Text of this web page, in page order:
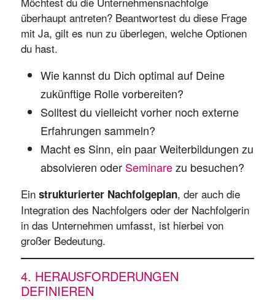
überhaupt antreten? Beantwortest du diese Frage
mit Ja, gilt es nun zu überlegen, welche Optionen
du hast.
Wie kannst du Dich optimal auf Deine
zukünftige Rolle vorbereiten?
Solltest du vielleicht vorher noch externe
Erfahrungen sammeln?
Macht es Sinn, ein paar Weiterbildungen zu
absolvieren oder Seminarezu besuchen?
Ein strukturierter Nachfolgeplan, der auch die
Integration des Nachfolgers oder der Nachfolgerin
in das Unternehmen umfasst, ist hierbei von
großer Bedeutung.
4. HERAUSFORDERUNGEN
DEFINIEREN